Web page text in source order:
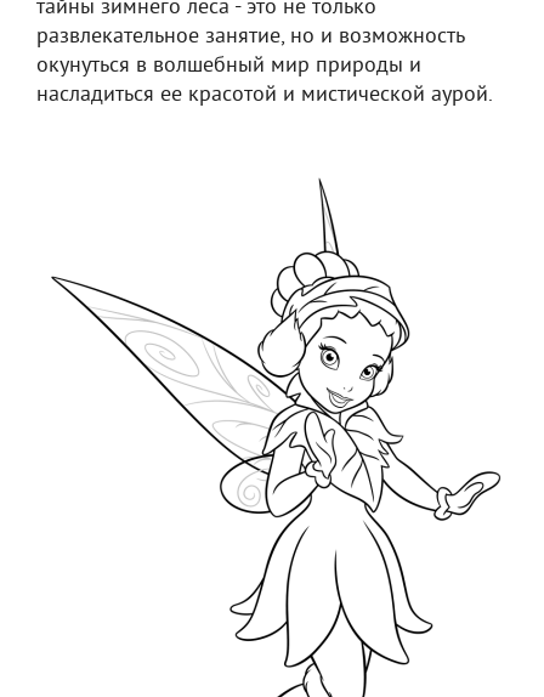
тайны зимнего леса - это не только
развлекательное занятие, но и возможность
окунуться в волшебный мир природы и
насладиться ее красотой и мистической аурой.